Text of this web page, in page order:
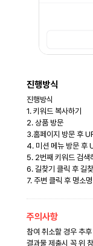
진행방식
진행방식
1. 키워드 복사하기
2. 상품 방문
3.홈페이지 방문 후
4. 미션 메뉴 방문 후
5. 2번째 키워드 검색
6. 길찾기 클릭 후 길
7. 주변 클릭 후 명소
주의사항
참여 취소할 경우 추
결과물 제출시 꼭 위